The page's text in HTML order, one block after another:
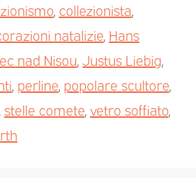
collezionista
natalizie Hans
nad Nisou Justus Liebig
perline popolare scultore
stelle comete vetro soffiato